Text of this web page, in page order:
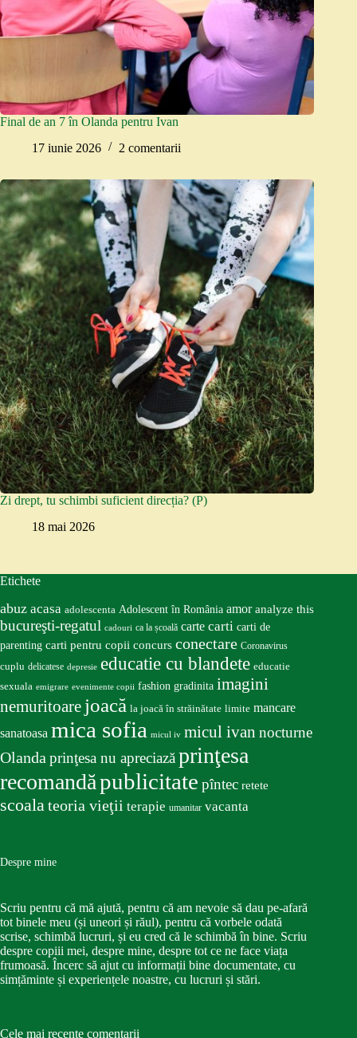
Final de an 7 în Olanda pentru Ivan
17 iunie 2026
2 comentarii
Zi drept, tu schimbi suficient direcția? (P)
18 mai 2026
Etichete
abuz acasa adolescenta Adolescent în România amor analyze this
bucureşti-regatul cadouri ca la școală carte carti carti de
parenting carti pentru copii concurs conectare Coronavirus
cuplu delicatese depresie educatie cu blandete educatie
sexuala emigrare evenimente copii fashion gradinita imagini
nemuritoare joacă la joacă în străinătate limite mancare
sanatoasa mica sofia micul iv micul ivan nocturne
Olandaprinţesa nu apreciazăprinţesa
recomandăpublicitate pîntec retete
scoalateoria vieţii terapie umanitar vacanta
Despre mine
Scriu pentru că mă ajută, pentru că am nevoie să dau pe-afară
tot binele meu (și uneori și răul), pentru că vorbele odată
scrise, schimbă lucruri, și eu cred că le schimbă în bine. Scriu
despre copiii mei, despre mine, despre tot ce ne face viața
frumoasă. Încerc să ajut cu informații bine documentate, cu
simțăminte și experiențele noastre, cu lucruri și stări.
Cele mai recente comentarii